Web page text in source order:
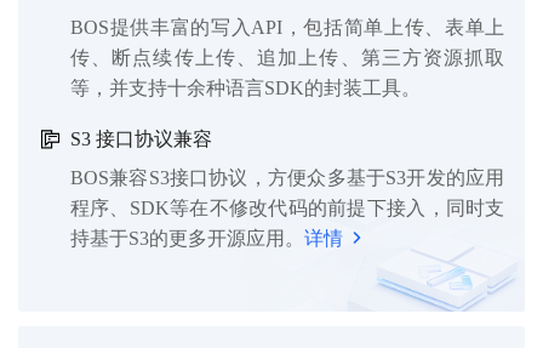
BOS提供丰富的写入API，包括简单上传、表单上
传、断点续传上传、追加上传、第三方资源抓取
等，并支持十余种语言SDK的封装工具。
S3 接口协议兼容
BOS兼容S3接口协议，方便众多基于S3开发的应用
程序、SDK等在不修改代码的前提下接入，同时支
持基于S3的更多开源应用。 详情